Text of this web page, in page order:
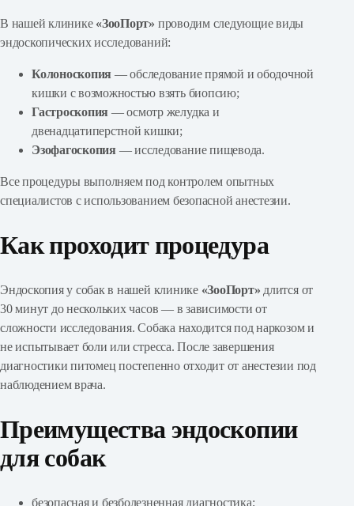
В нашей клинике «ЗооПорт» проводим следующие виды
эндоскопических исследований:
Колоноскопия — обследование прямой и ободочной
кишки с возможностью взять биопсию;
Гастроскопия — осмотр желудка и
двенадцатиперстной кишки;
Эзофагоскопия — исследование пищевода.
Все процедуры выполняем под контролем опытных
специалистов с использованием безопасной анестезии.
Как проходит процедура
Эндоскопия у собак в нашей клинике «ЗооПорт» длится от
30 минут до нескольких часов — в зависимости от
сложности исследования. Собака находится под наркозом и
не испытывает боли или стресса. После завершения
диагностики питомец постепенно отходит от анестезии под
наблюдением врача.
Преимущества эндоскопии
для собак
безопасная и безболезненная диагностика;